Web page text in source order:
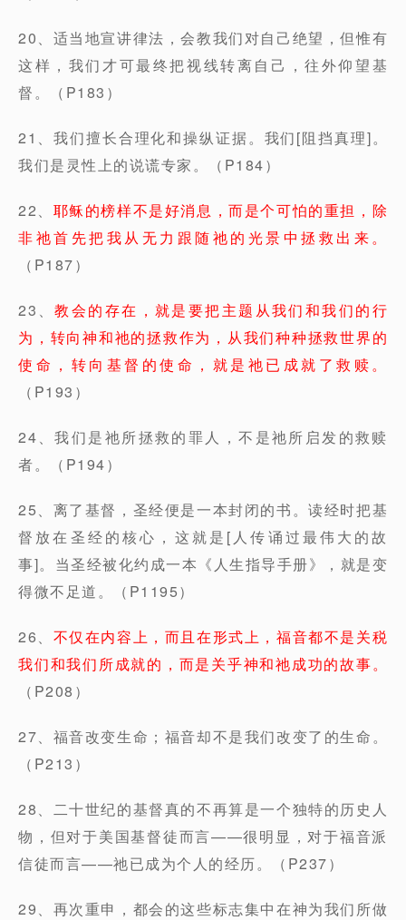
20、适当地宣讲律法，会教我们对自己绝望，但惟有
这样，我们才可最终把视线转离自己，往外仰望基
督。（P183）
21、我们擅长合理化和操纵证据。我们[阻挡真理]。
我们是灵性上的说谎专家。（P184）
22、 耶稣的榜样不是好消息，而是个可怕的重担，除
非祂首先把我从无力跟随祂的光景中拯救出来。
（P187）
23、教会的存在，就是要把主题从我们和我们的行
为，转向神和祂的拯救作为，从我们种种拯救世界的
使命，转向基督的使命，就是祂已成就了救赎。
（P193）
24、我们是祂所拯救的罪人，不是祂所启发的救赎
者。（P194）
25、离了基督，圣经便是一本封闭的书。读经时把基
督放在圣经的核心，这就是[人传诵过最伟大的故
事]。当圣经被化约成一本《人生指导手册》，就是变
得微不足道。（P1195）
26、 不仅在内容上，而且在形式上，福音都不是关税
我们和我们所成就的，而是关乎神和祂成功的故事。
（P208）
27、福音改变生命；福音却不是我们改变了的生命。
（P213）
28、二十世纪的基督真的不再算是一个独特的历史人
物，但对于美国基督徒而言——很明显，对于福音派
信徒而言——祂已成为个人的经历。（P237）
29、再次重申，都会的这些标志集中在神为我们所做